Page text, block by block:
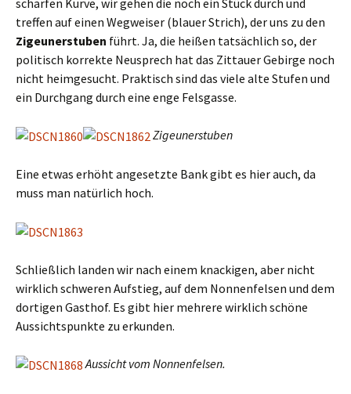
scharfen Kurve, wir gehen die noch ein Stück durch und
treffen auf einen Wegweiser (blauer Strich), der uns zu den
Zigeunerstuben führt. Ja, die heißen tatsächlich so, der
politisch korrekte Neusprech hat das Zittauer Gebirge noch
nicht heimgesucht. Praktisch sind das viele alte Stufen und
ein Durchgang durch eine enge Felsgasse.
Zigeunerstuben
Eine etwas erhöht angesetzte Bank gibt es hier auch, da
muss man natürlich hoch.
Schließlich landen wir nach einem knackigen, aber nicht
wirklich schweren Aufstieg, auf dem Nonnenfelsen und dem
dortigen Gasthof. Es gibt hier mehrere wirklich schöne
Aussichtspunkte zu erkunden.
Aussicht vom Nonnenfelsen.